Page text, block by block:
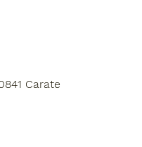
Carate